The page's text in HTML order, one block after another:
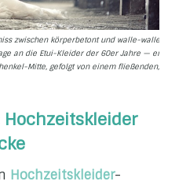
zwischen körperbetont und walle-walle.
an die Etui-Kleider der 60er Jahre — eng
Mitte, gefolgt von einem fließenden,
Hochzeitskleider-